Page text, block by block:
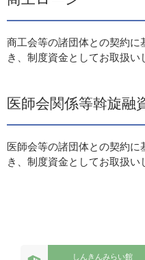
商工会等の諸団体との契約
き、制度資金としてお取扱い
医師会関係等斡旋融
医師会等の諸団体との契約
き、制度資金としてお取扱い
しんきんみらい館